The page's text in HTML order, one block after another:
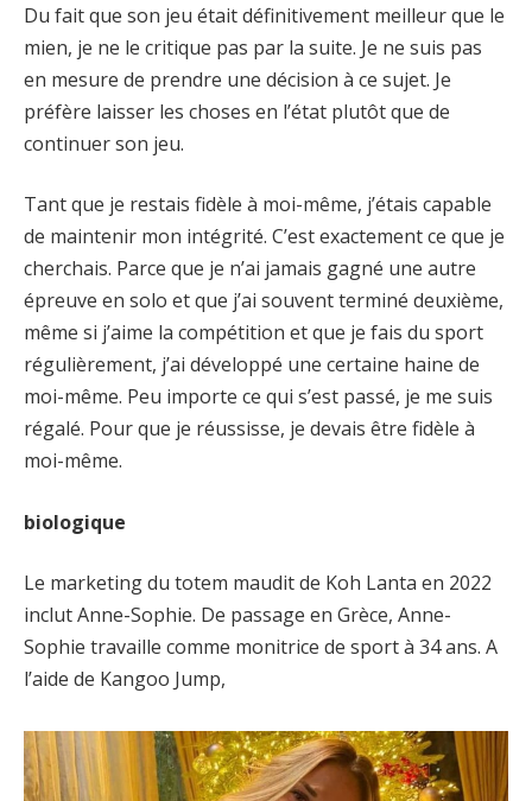
Du fait que son jeu était définitivement meilleur que le
mien, je ne le critique pas par la suite. Je ne suis pas
en mesure de prendre une décision à ce sujet. Je
préfère laisser les choses en l’état plutôt que de
continuer son jeu.
Tant que je restais fidèle à moi-même, j’étais capable
de maintenir mon intégrité. C’est exactement ce que je
cherchais. Parce que je n’ai jamais gagné une autre
épreuve en solo et que j’ai souvent terminé deuxième,
même si j’aime la compétition et que je fais du sport
régulièrement, j’ai développé une certaine haine de
moi-même. Peu importe ce qui s’est passé, je me suis
régalé. Pour que je réussisse, je devais être fidèle à
moi-même.
biologique
Le marketing du totem maudit de Koh Lanta en 2022
inclut Anne-Sophie. De passage en Grèce, Anne-
Sophie travaille comme monitrice de sport à 34 ans. A
l’aide de Kangoo Jump,